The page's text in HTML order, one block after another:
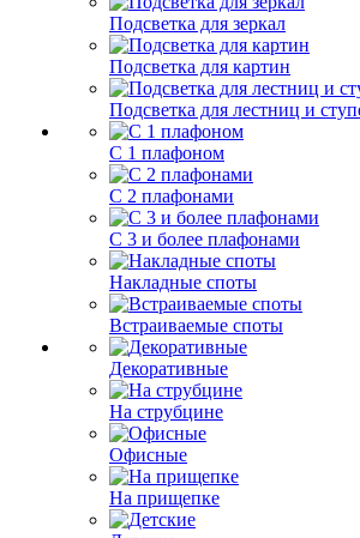
Подсветка для зеркал
Подсветка для картин
Подсветка для лестниц и
С 1 плафоном
С 2 плафонами
С 3 и более плафонами
Накладные споты
Встраиваемые споты
Декоративные
На струбцине
Офисные
На прищепке